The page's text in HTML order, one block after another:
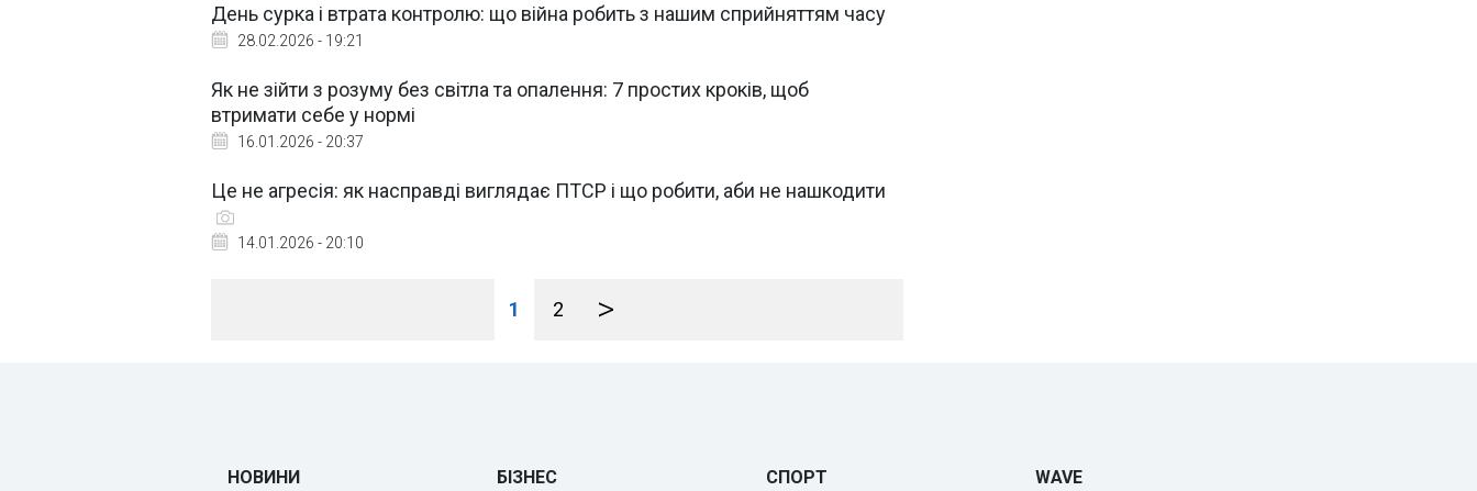
День сурка і втрата контролю: що війна робить з нашим сприйняттям часу
28.02.2026 - 19:21
Як не зійти з розуму без світла та опалення: 7 простих кроків, щоб
втримати себе у нормі
16.01.2026 - 20:37
Це не агресія: як насправді виглядає ПТСР і що робити, аби не нашкодити
14.01.2026 - 20:10
1 2 >
НОВИНИ БІЗНЕС СПОРТ WAVE